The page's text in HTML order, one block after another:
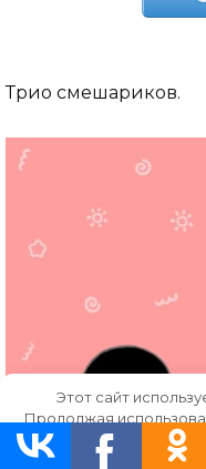
Трио смешариков.
Этот сайт
Продолжая
работу с